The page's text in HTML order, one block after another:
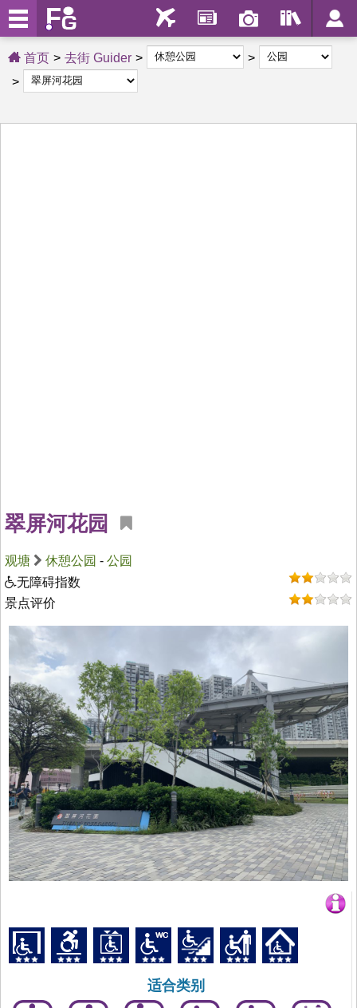
首页 去街 Guider
翠屏河花园
观塘 休憩公园 - 公园
无障碍指数
景点评价
适合类别